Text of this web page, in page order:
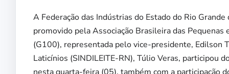
A Federação das Indústrias do Estado do Rio
promovido pela Associação Brasileira das
(G100), representada pelo vice-presidente, Edilson
Laticínios (SINDILEITE-RN), Túlio Veras, participou